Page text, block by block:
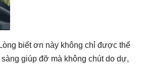
biết ơn này không chỉ được thể
giúp đỡ mà không chút do dự,